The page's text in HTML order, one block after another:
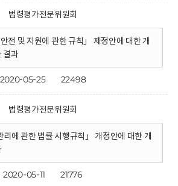
법령평가전문위원회
전 및 지원에 관한 규칙」 제정안에 대한 개
결과
2020-05-25 22498
법령평가전문위원회
리에 관한 법률 시행규칙」 개정안에 대한 개
2020-05-11 21776